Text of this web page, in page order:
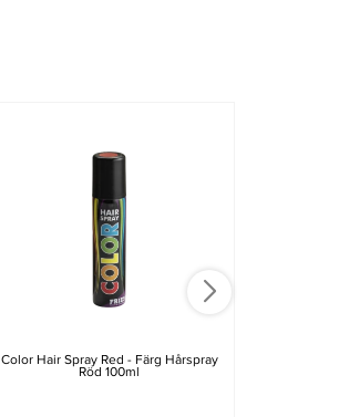
Color Hair Spray Red - Färg Hårspray
Röd 100ml